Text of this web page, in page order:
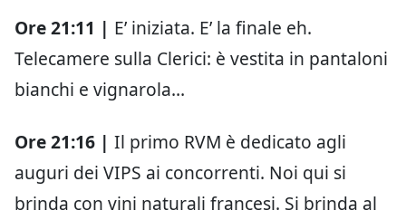
Ore 21:11 | E’ iniziata. E’ la finale eh.
Telecamere sulla Clerici: è vestita in pantaloni
bianchi e vignarola…
Ore 21:16 | Il primo RVM è dedicato agli
auguri dei VIPS ai concorrenti. Noi qui si
brinda con vini naturali francesi. Si brinda al